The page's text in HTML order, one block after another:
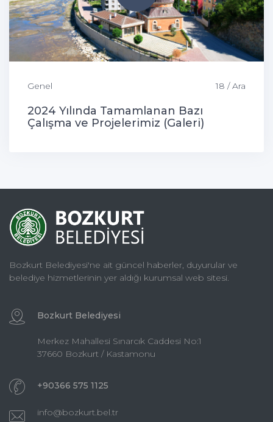
Genel 18 / Ara
2024 Yılında Tamamlanan Bazı
Çalışma ve Projelerimiz (Galeri)
Bozkurt Belediyesi'ne ait güncel haberler, duyurular ve
belediye hizmetlerinin yer aldığı kurumsal web sitesi.
Bozkurt Belediyesi
Merkez Mahallesi Sınarcık Caddesi No:1
37660 Bozkurt / Kastamonu
+90366 575 1125
info@bozkurt.bel.tr